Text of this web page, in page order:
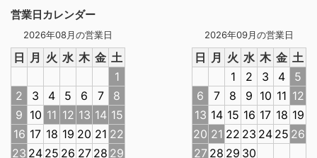
営業日カレンダー
2026年08月の営業日
日 月 火 水 木 金 土
1
2
3 4 5 6 7
8
9 10 11 12 13 14 15
16 17 18 19 20 21 22
23 24 25 26 27 28 29
2026年09月の営業日
日 月 火 水 木 金 土
1
2 3 4
5
6
7 8 9 10 11 12
13 14 15 16 17 18 19
20 21 22 23 24 25 26
27 28 29 30